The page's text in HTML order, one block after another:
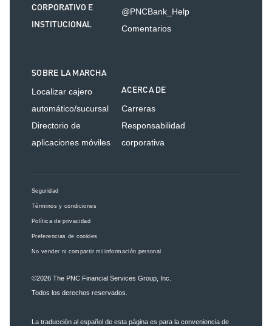
CORPORATIVO E
INSTITUCIONAL
@PNCBank_Help
Comentarios
SOBRE LA MARCHA
Localizar cajero
automático/sucursal
Directorio de
aplicaciones móviles
ACERCA DE
Carreras
Responsabilidad
corporativa
Seguridad
Términos y condiciones
Política de privacidad
Preferencias de cookies
No vender ni compartir mi información personal
©2026 The PNC Financial Services Group, Inc.
Todos los derechos reservados.
La traducción al español de esta página es para la conveniencia de